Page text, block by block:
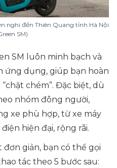
nghi đến Thiên Quang tỉnh Hà Nội
SM)
SM luôn minh bạch và
ứng dụng, giúp bạn hoàn
chém”. Đặc biệt, dù
nhóm đông người,
xe phù hợp, từ xe máy
hiện đại, rộng rãi.
đơn giản, bạn có thể gọi
tác theo 5 bước sau: